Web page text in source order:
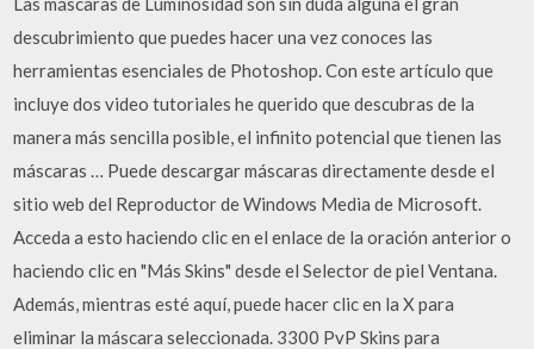
descubrimiento que puedes hacer una vez conoces las
herramientas esenciales de Photoshop. Con este artículo que
incluye dos video tutoriales he querido que descubras de la
manera más sencilla posible, el infinito potencial que tienen las
máscaras … Puede descargar máscaras directamente desde el
sitio web del Reproductor de Windows Media de Microsoft.
Acceda a esto haciendo clic en el enlace de la oración anterior o
haciendo clic en "Más Skins" desde el Selector de piel Ventana.
Además, mientras esté aquí, puede hacer clic en la X para
eliminar la máscara seleccionada. 3300 PvP Skins para